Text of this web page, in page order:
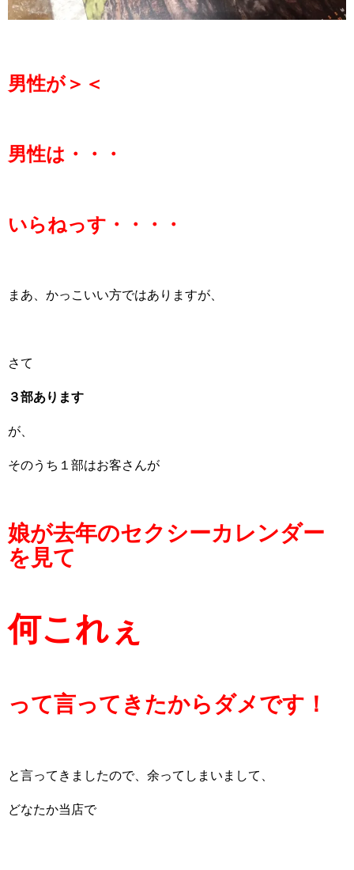
男性が＞＜
男性は・・・
いらねっす・・・・
まあ、かっこいい方ではありますが、
さて
３部あります
が、
そのうち１部はお客さんが
娘が去年のセクシーカレンダー
を見て
何これぇ
って言ってきたからダメです！
と言ってきましたので、余ってしまいまして、
どなたか当店で